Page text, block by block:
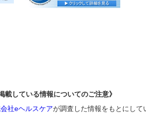
掲載している情報についてのご注意》
社eヘルスケアが調査した情報をもとにし